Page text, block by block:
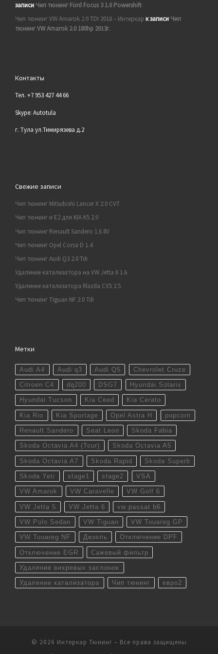
записи Чип тюнинг Ford Focus 3 1.6 Powershift
Чип тюнинг VW Amarok 2.0 TDI 2018 – Интеркар к записи Чип
тюнинг VW Amarok 2.0 180hp 2013г.
Контакты
Тел. +7 953 427 44 66
Skype: Autotula
г. Тула ул.Тимирязева д.2
Свежие записи
Чип тюнинг Mitsubishi Lancer X 2.0 CVT
Чип тюнинг и E2 для KIA K5 2.0
Чип тюнинг Renault Sandero 1.6 8V
Чип тюнинг Opel Corsa D 1.4
Чип тюнинг Audi Q3 2.0 Tdi
Удаление катализатора на VW Jetta 6 1.6
Удаление катализатора Mazda CX5 2.5
Чип тюнинг Tiguan NF 2.0 Tdi
Метки
Audi A4 Audi q3 Audi Q5 Chevrolet Cruze
Citroen C4 dq200 DSG7 Hyundai Solaris
Hyundai Tucson Kia Ceed Kia Cerato
Kia Rio Kia Sportage Opel Astra H popcorn
Renault Sandero Seat Leon Skoda Fabia
Skoda Octavia A4 (Tour) Skoda Octavia A5
Skoda Octavia A7 Skoda Rapid Skoda Superb
Skoda Yeti stage1 stage2 VSA
VW Amarok VW Caravelle VW Golf 6
VW Jetta 5 VW Jetta 6 vw passat b6
VW Polo Sedan VW Tiguan VW Touareg GP
VW Touareg NF Дизель Отключение DPF
Отключение EGR Сажевый фильтр
Удаление вихревых заслонок
Удаление катализатора Чип тюнинг евро2
© 2026 Интеркар Тюнинг – Все права защищены